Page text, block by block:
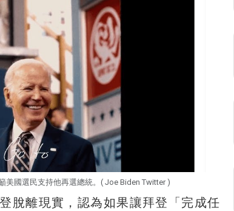
美國選民支持他再選總統。( Joe Biden Twitter )
脫離現實，認為如果讓拜登「完成任